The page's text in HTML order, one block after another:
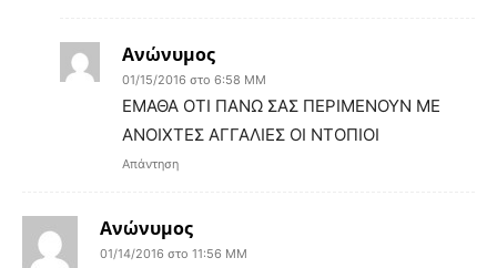
Ανώνυμος
01/15/2016 στο 6:58 ΜΜ
ΕΜΑΘΑ ΟΤΙ ΠΑΝΩ ΣΑΣ ΠΕΡΙΜΕΝΟΥΝ ΜΕ
ΑΝΟΙΧΤΕΣ ΑΓΓΑΛΙΕΣ ΟΙ ΝΤΟΠΙΟΙ
Απάντηση
Ανώνυμος
01/14/2016 στο 11:56 ΜΜ